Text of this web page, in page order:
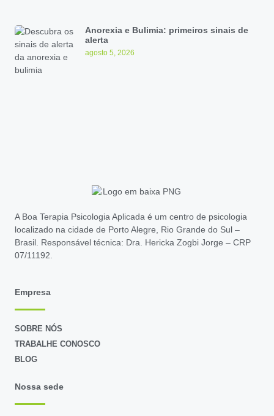
Anorexia e Bulimia: primeiros sinais de
alerta
agosto 5, 2026
A Boa Terapia Psicologia Aplicada é um centro de psicologia
localizado na cidade de Porto Alegre, Rio Grande do Sul –
Brasil. Responsável técnica: Dra. Hericka Zogbi Jorge – CRP
07/11192.
Empresa
SOBRE NÓS
TRABALHE CONOSCO
BLOG
Nossa sede